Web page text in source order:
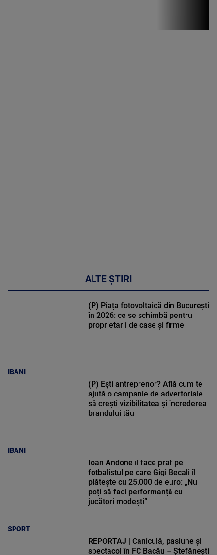
ALTE ȘTIRI
IBANI
(P) Piața fotovoltaică din București
în 2026: ce se schimbă pentru
proprietarii de case și firme
IBANI
(P) Ești antreprenor? Află cum te
ajută o campanie de advertoriale
să crești vizibilitatea și încrederea
brandului tău
SPORT
Ioan Andone îl face praf pe
fotbalistul pe care Gigi Becali îl
plătește cu 25.000 de euro: „Nu
poți să faci performanță cu
jucători modești”
REPORTAJ | Caniculă, pasiune și
spectacol în FC Bacău – Ștefănești